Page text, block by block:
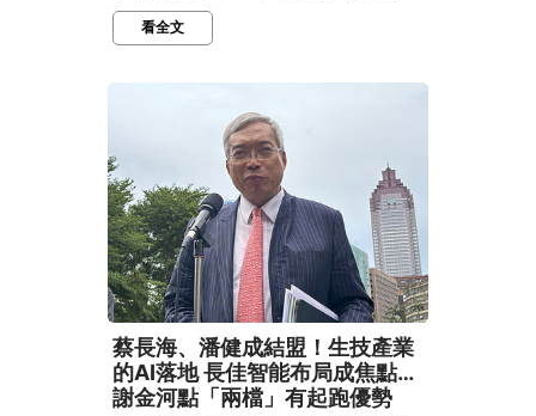
看全文
蔡長海、潘健成結盟！生技產業
的AI落地 長佳智能布局成焦點…
謝金河點「兩檔」有起跑優勢